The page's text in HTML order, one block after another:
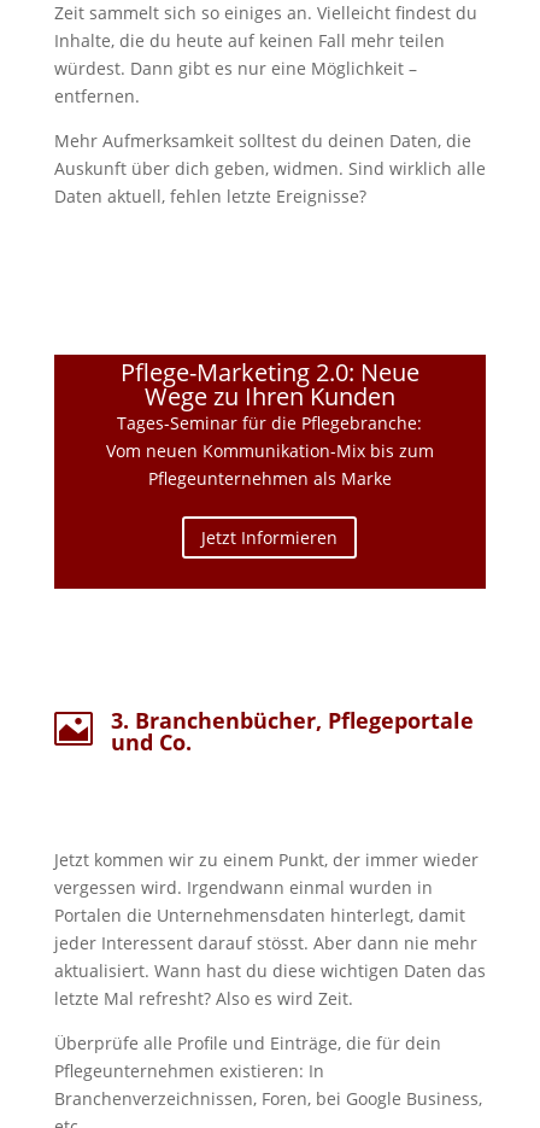
Zeit sammelt sich so einiges an. Vielleicht findest du
Inhalte, die du heute auf keinen Fall mehr teilen
würdest. Dann gibt es nur eine Möglichkeit –
entfernen.
Mehr Aufmerksamkeit solltest du deinen Daten, die
Auskunft über dich geben, widmen. Sind wirklich alle
Daten aktuell, fehlen letzte Ereignisse?
Pflege-Marketing 2.0: Neue
Wege zu Ihren Kunden
Tages-Seminar für die Pflegebranche:
Vom neuen Kommunikation-Mix bis zum
Pflegeunternehmen als Marke
Jetzt Informieren
 3. Branchenbücher, Pflegeportale
und Co.
Jetzt kommen wir zu einem Punkt, der immer wieder
vergessen wird. Irgendwann einmal wurden in
Portalen die Unternehmensdaten hinterlegt, damit
jeder Interessent darauf stösst. Aber dann nie mehr
aktualisiert. Wann hast du diese wichtigen Daten das
letzte Mal refresht? Also es wird Zeit.
Überprüfe alle Profile und Einträge, die für dein
Pflegeunternehmen existieren: In
Branchenverzeichnissen, Foren, bei Google Business,